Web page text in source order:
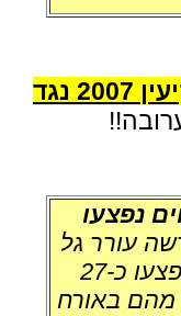
אל תשכחו את השתוללות הדרוזים בפקיעין 2007 נגד
נפצעו
עורר גל
הצתות ומהומות ביישוב. בעימותים הלילה נפצעו כ-27
מהם באורח